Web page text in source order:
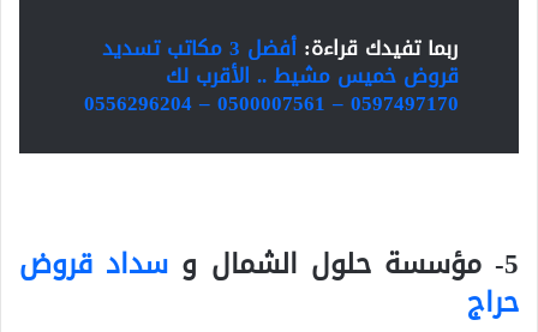
ربما تفيدك قراءة: أفضل 3 مكاتب تسديد
قروض خميس مشيط .. الأقرب لك
0597497170 – 0500007561 – 0556296204
5- مؤسسة حلول الشمال و سداد قروض
حراج